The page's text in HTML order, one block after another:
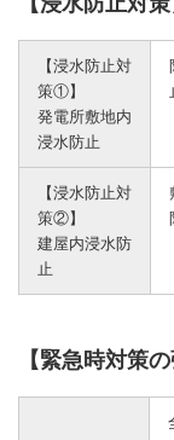
【浸水防止対
策①】
発電所敷地内
浸水防止
【浸水防止対
策②】
建屋内浸水防
止
【緊急時対策の